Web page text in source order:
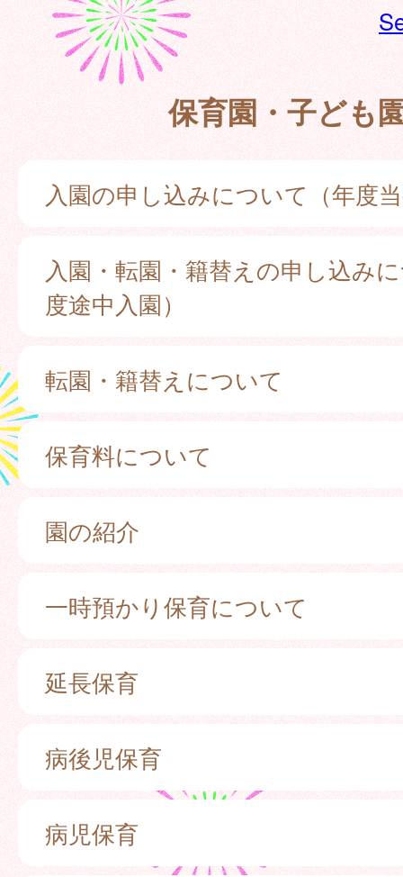
保育園・子ども
入園の申し込みについて（年度
入園・転園・籍替えの申し込み
度途中入園）
転園・籍替えについて
保育料について
園の紹介
一時預かり保育について
延長保育
病後児保育
病児保育